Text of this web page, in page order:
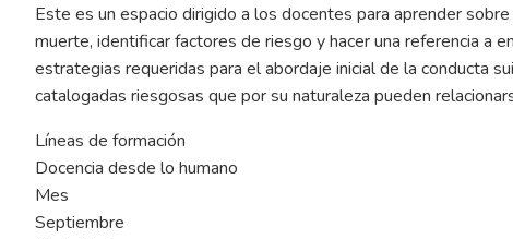
Este es un espacio dirigido a los docentes para aprender
muerte, identificar factores de riesgo y hacer una referencia a
estrategias requeridas para el abordaje inicial de la conducta
catalogadas riesgosas que por su naturaleza pueden
Líneas de formación
Docencia desde lo humano
Mes
Septiembre